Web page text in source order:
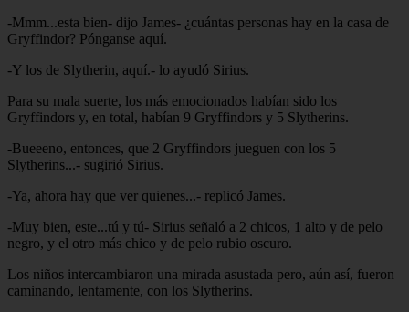
-Mmm...esta bien- dijo James- ¿cuántas personas hay en la casa de
Gryffindor? Pónganse aquí.
-Y los de Slytherin, aquí.- lo ayudó Sirius.
Para su mala suerte, los más emocionados habían sido los
Gryffindors y, en total, habían 9 Gryffindors y 5 Slytherins.
-Bueeeno, entonces, que 2 Gryffindors jueguen con los 5
Slytherins...- sugirió Sirius.
-Ya, ahora hay que ver quienes...- replicó James.
-Muy bien, este...tú y tú- Sirius señaló a 2 chicos, 1 alto y de pelo
negro, y el otro más chico y de pelo rubio oscuro.
Los niños intercambiaron una mirada asustada pero, aún así, fueron
caminando, lentamente, con los Slytherins.